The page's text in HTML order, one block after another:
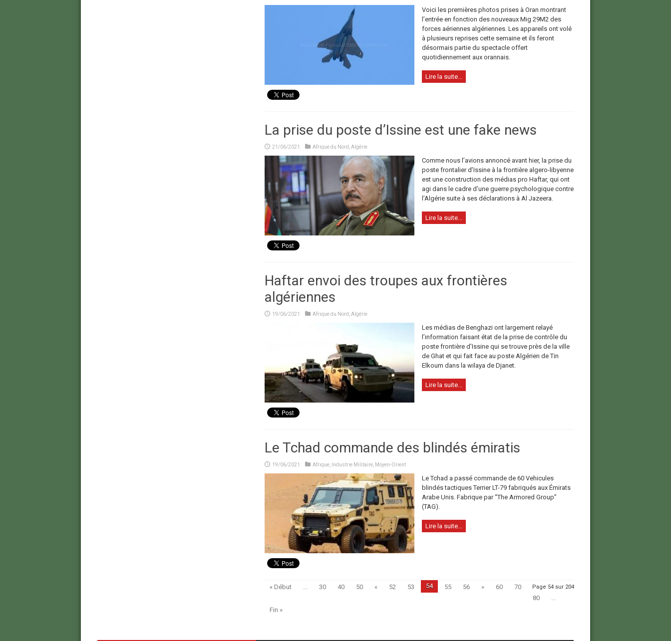
Voici les premières photos prises à Oran montrant
l’entrée en fonction des nouveaux Mig 29M2 des
forces aériennes algériennes. Les appareils ont volé
à plusieurs reprises cette semaine et ils feront
désormais partie du spectacle offert
quotidiennement aux orannais.
Lire la suite...
La prise du poste d’Issine est une fake news
21/06/2021 Afrique du Nord Algérie
Comme nous l’avions annoncé avant hier, la prise du
poste frontalier d’Issine à la frontière algero-libyenne
est une construction des médias pro Haftar, qui ont
agi dans le cadre d’une guerre psychologique contre
l’Algérie suite à ses déclarations à Al Jazeera.
Lire la suite...
Haftar envoi des troupes aux frontières
algériennes
19/06/2021 Afrique du Nord Algérie
Les médias de Benghazi ont largement relayé
l’information faisant état de la prise de contrôle du
poste frontière d’Issine qui se trouve près de la ville
de Ghat et qui fait face au poste Algérien de Tin
Elkoum dans la wilaya de Djanet.
Lire la suite...
Le Tchad commande des blindés émiratis
19/06/2021 Afrique, Industrie Militaire, Moyen-Orient
Le Tchad a passé commande de 60 Vehicules
blindés tactiques Terrier LT-79 fabriqués aux Émirats
Arabe Unis. Fabrique par “The Armored Group”
(TAG).
Lire la suite...
Page 54 sur 204
« Début ... 30 40 50 « 52 53 54 55 56 » 60
70
80
...
Fin »